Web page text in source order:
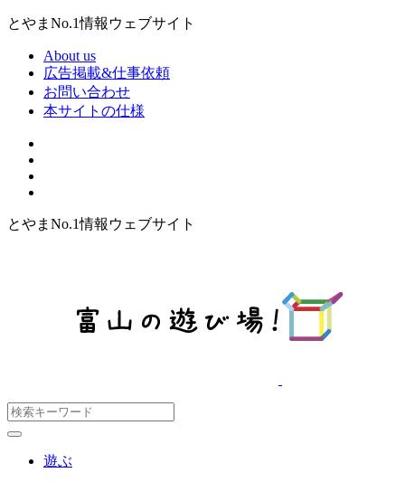
とやまNo.1情報ウェブサイト
About us
広告掲載&仕事依頼
お問い合わせ
本サイトの仕様
とやまNo.1情報ウェブサイト
遊ぶ